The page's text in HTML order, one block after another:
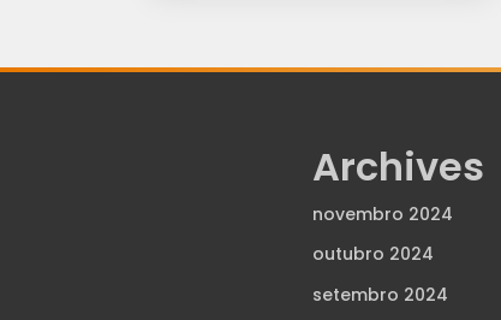
Archives
novembro 2024
outubro 2024
setembro 2024